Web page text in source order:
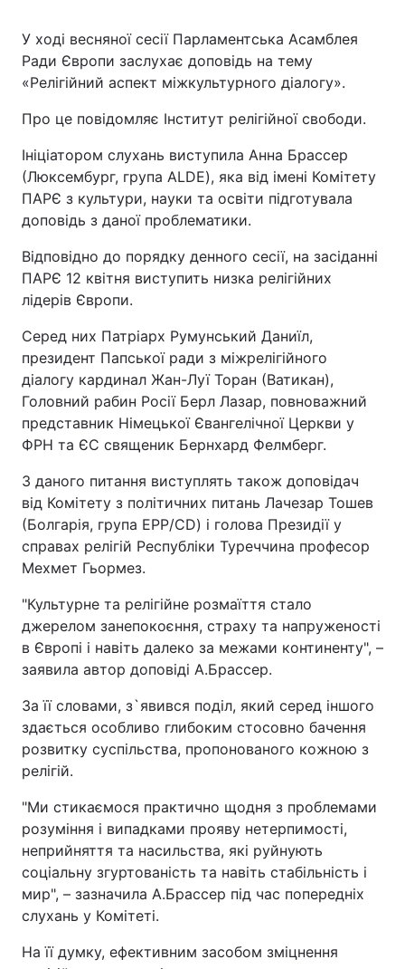
Україна Політика
Економіка Світ
РЕГІОНИ
Київ Львів
Дніпро Харків
Одеса
Спорт Наука
Техно і зв'язок Лайт
Зброя Інциденти
Здоров'я Туризм
Цікавинки Погода
Відео з Youtube Статті
Архів Вакансії
Контакти
ПОСЛУГИ
У ході весняної сесії Парламентська Асамблея
Ради Європи заслухає доповідь на тему
«Релігійний аспект міжкультурного діалогу».
Про це повідомляє Інститут релігійної свободи.
Ініціатором слухань виступила Анна Брассер
(Люксембург, група ALDE), яка від імені Комітету
ПАРЄ з культури, науки та освіти підготувала
доповідь з даної проблематики.
Відповідно до порядку денного сесії, на засіданні
ПАРЄ 12 квітня виступить низка релігійних
лідерів Європи.
Серед них Патріарх Румунський Даниїл,
президент Папської ради з міжрелігійного
діалогу кардинал Жан-Луї Торан (Ватикан),
Головний рабин Росії Берл Лазар, повноважний
представник Німецької Євангелічної Церкви у
ФРН та ЄС священик Бернхард Фелмберг.
З даного питання виступлять також доповідач
від Комітету з політичних питань Лачезар Тошев
(Болгарія, група EPP/CD) і голова Президії у
справах релігій Республіки Туреччина професор
Мехмет Гьормез.
"Культурне та релігійне розмаїття стало
джерелом занепокоєння, страху та напруженості
в Європі і навіть далеко за межами континенту", –
заявила автор доповіді А.Брассер.
За її словами, з`явився поділ, який серед іншого
здається особливо глибоким стосовно бачення
розвитку суспільства, пропонованого кожною з
релігій.
"Ми стикаємося практично щодня з проблемами
розуміння і випадками прояву нетерпимості,
неприйняття та насильства, які руйнують
соціальну згуртованість та навіть стабільність і
мир", – зазначила А.Брассер під час попередніх
слухань у Комітеті.
На її думку, ефективним засобом зміцнення